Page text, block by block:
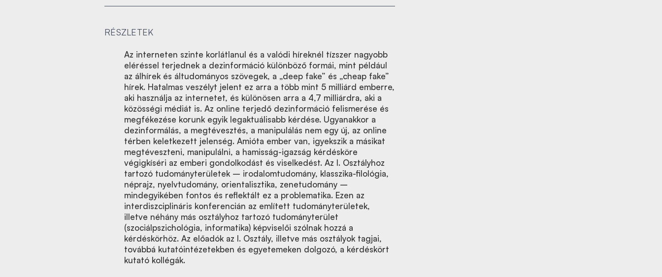
RÉSZLETEK
Az interneten szinte korlátlanul és a valódi híreknél tízszer nagyobb
eléréssel terjednek a dezinformáció különböző formái, mint például
az álhírek és áltudományos szövegek, a „deep fake” és „cheap fake”
hírek. Hatalmas veszélyt jelent ez arra a több mint 5 milliárd emberre,
aki használja az internetet, és különösen arra a 4,7 milliárdra, aki a
közösségi médiát is. Az online terjedő dezinformáció felismerése és
megfékezése korunk egyik legaktuálisabb kérdése. Ugyanakkor a
dezinformálás, a megtévesztés, a manipulálás nem egy új, az online
térben keletkezett jelenség. Amióta ember van, igyekszik a másikat
megtéveszteni, manipulálni, a hamisság-igazság kérdésköre
végigkíséri az emberi gondolkodást és viselkedést. Az I. Osztályhoz
tartozó tudományterületek – irodalomtudomány, klasszika-filológia,
néprajz, nyelvtudomány, orientalisztika, zenetudomány –
mindegyikében fontos és reflektált ez a problematika. Ezen az
interdiszciplináris konferencián az említett tudományterületek,
illetve néhány más osztályhoz tartozó tudományterület
(szociálpszichológia, informatika) képviselői szólnak hozzá a
kérdéskörhöz. Az előadók az I. Osztály, illetve más osztályok tagjai,
továbbá kutatóintézetekben és egyetemeken dolgozó, a kérdéskört
kutató kollégák.